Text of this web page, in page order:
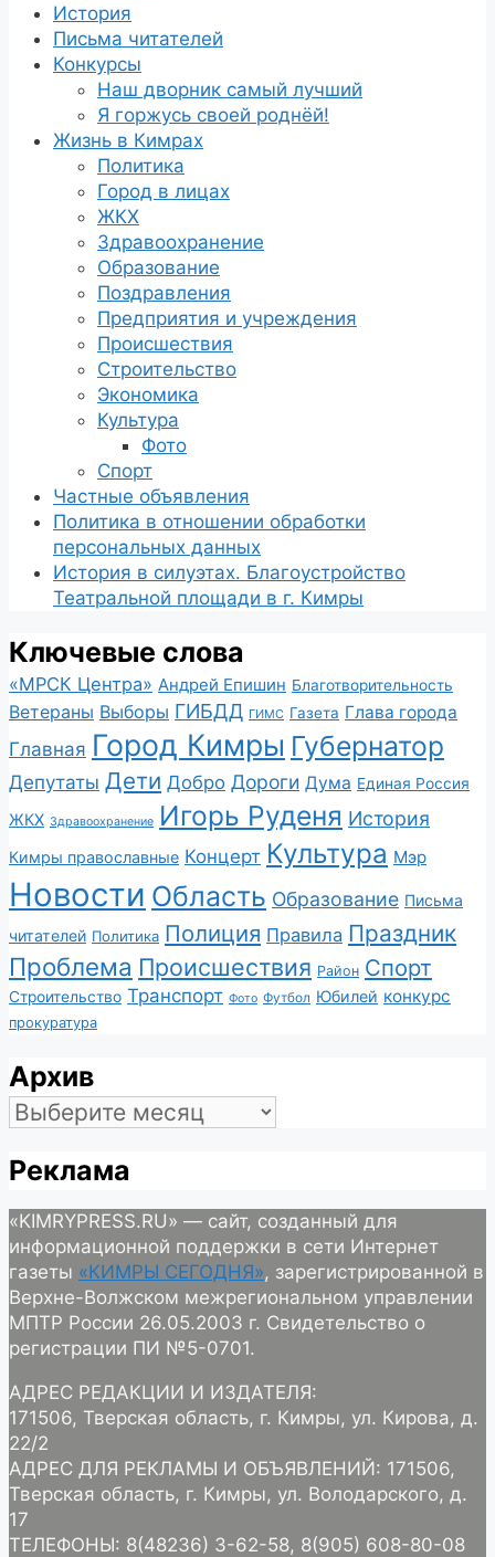
История
Письма читателей
Конкурсы
Наш дворник самый лучший
Я горжусь своей роднёй!
Жизнь в Кимрах
Политика
Город в лицах
ЖКХ
Здравоохранение
Образование
Поздравления
Предприятия и учреждения
Происшествия
Строительство
Экономика
Культура
Фото
Спорт
Частные объявления
Политика в отношении обработки
персональных данных
История в силуэтах. Благоустройство
Театральной площади в г. Кимры
Ключевые слова
«МРСК Центра» Андрей Епишин Благотворительность
Ветераны Выборы ГИБДД ГИМС Газета Глава города
Главная Город Кимры Губернатор
Депутаты Дети Добро Дороги Дума Единая Россия
ЖКХ Здравоохранение Игорь Руденя История
Кимры православные Концерт Культура Мэр
Новости Область Образование Письма
читателей Политика Полиция Правила Праздник
Проблема Происшествия Район Спорт
Строительство Транспорт Фото Футбол Юбилей конкурс
прокуратура
Архив
Архив
Реклама
«KIMRYPRESS.RU» — сайт, созданный для
информационной поддержки в сети Интернет
газеты «КИМРЫ СЕГОДНЯ», зарегистрированной в
Верхне-Волжском межрегиональном управлении
МПТР России 26.05.2003 г. Свидетельство о
регистрации ПИ №5-0701.
АДРЕС РЕДАКЦИИ И ИЗДАТЕЛЯ:
171506, Тверская область, г. Кимры, ул. Кирова, д.
22/2
АДРЕС ДЛЯ РЕКЛАМЫ И ОБЪЯВЛЕНИЙ: 171506,
Тверская область, г. Кимры, ул. Володарского, д.
17
ТЕЛЕФОНЫ: 8(48236) 3-62-58, 8(905) 608-80-08